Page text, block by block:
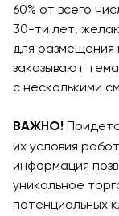
60% от всего
30-ти лет,
для размещения
заказывают
с несколькими
ВАЖНО!
их условия
информация
уникальное
потенциальных